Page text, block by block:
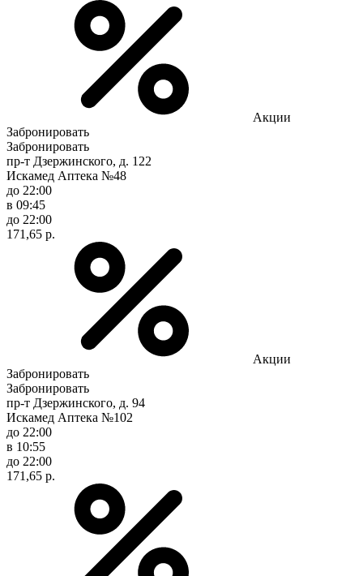
Акции
Забронировать
Забронировать
пр-т Дзержинского, д. 122
Искамед Аптека №48
до 22:00
в 09:45
до 22:00
171,65 р.
Акции
Забронировать
Забронировать
пр-т Дзержинского, д. 94
Искамед Аптека №102
до 22:00
в 10:55
до 22:00
171,65 р.